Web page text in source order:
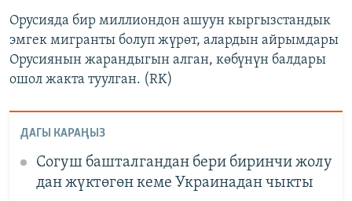
Орусияда бир миллиондон ашуун кыргызстандык
эмгек мигранты болуп жүрөт, алардын айрымдары
Орусиянын жарандыгын алган, көбүнүн балдары
ошол жакта туулган. (RK)
ДАГЫ КАРАҢЫЗ
Согуш башталгандан бери биринчи жолу
дан жүктөгөн кеме Украинадан чыкты